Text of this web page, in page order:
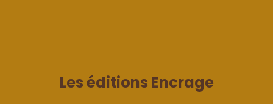
Les éditions Encrage